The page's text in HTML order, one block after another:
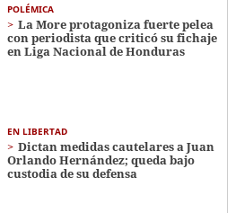
POLÉMICA
La More protagoniza fuerte pelea
con periodista que criticó su fichaje
en Liga Nacional de Honduras
EN LIBERTAD
Dictan medidas cautelares a Juan
Orlando Hernández; queda bajo
custodia de su defensa